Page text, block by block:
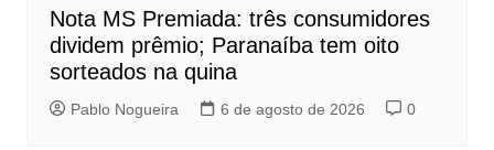
Nota MS Premiada: três consumidores
dividem prêmio; Paranaíba tem oito
sorteados na quina
Pablo Nogueira 6 de agosto de 2026 0